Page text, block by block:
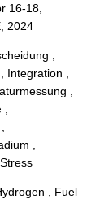
16-18,
2024
,
Integration ,
,
,
, Fuel